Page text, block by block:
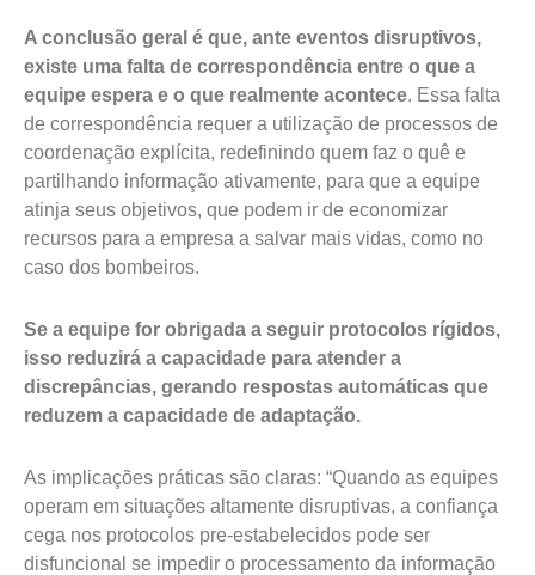
A conclusão geral é que, ante eventos disruptivos,
existe uma falta de correspondência entre o que a
equipe espera e o que realmente acontece. Essa falta
de correspondência requer a utilização de processos de
coordenação explícita, redefinindo quem faz o quê e
partilhando informação ativamente, para que a equipe
atinja seus objetivos, que podem ir de economizar
recursos para a empresa a salvar mais vidas, como no
caso dos bombeiros.
Se a equipe for obrigada a seguir protocolos rígidos,
isso reduzirá a capacidade para atender a
discrepâncias, gerando respostas automáticas que
reduzem a capacidade de adaptação.
As implicações práticas são claras: “Quando as equipes
operam em situações altamente disruptivas, a confiança
cega nos protocolos pre-estabelecidos pode ser
disfuncional se impedir o processamento da informação